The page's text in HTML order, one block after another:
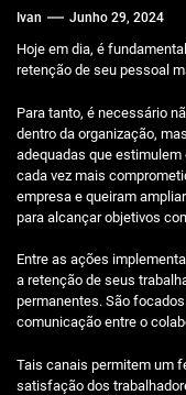
Ivan Junho 29, 2024
Hoje em dia, é
retenção de seu pessoal
Para tanto, é necessário
dentro da organização,
adequadas que
cada vez mais
empresa e queiram
para alcançar objetivos
Entre as ações
a retenção de seus
permanentes. São
comunicação entre o
Tais canais permitem um
satisfação dos